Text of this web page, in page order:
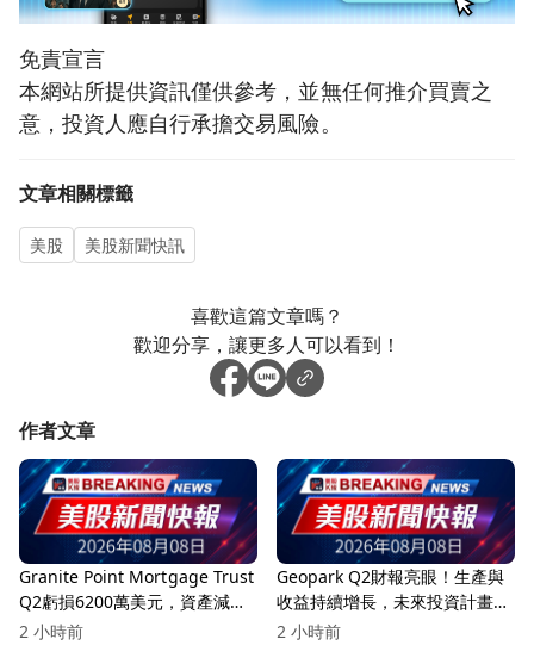
免責宣言
本網站所提供資訊僅供參考，並無任何推介買賣之
意，投資人應自行承擔交易風險。
文章相關標籤
美股 美股新聞快訊
喜歡這篇文章嗎？
歡迎分享，讓更多人可以看到！
作者文章
Granite Point Mortgage Trust
Q2虧損6200萬美元，資產減值
與信用損失成主要因素！
2 小時前
Geopark Q2財報亮眼！生產與
收益持續增長，未來投資計畫引
發關注
2 小時前